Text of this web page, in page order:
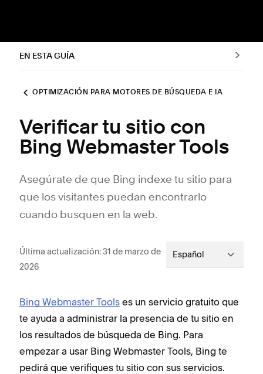
EN ESTA GUÍA
OPTIMIZACIÓN PARA MOTORES DE BÚSQUEDA E IA
Verificar tu sitio con
Bing Webmaster Tools
Asegúrate de que Bing indexe tu sitio para
que los visitantes puedan encontrarlo
cuando busquen en la web.
Última actualización: 31 de marzo de
2026
Español
Bing Webmaster Tools es un servicio gratuito que
te ayuda a administrar la presencia de tu sitio en
los resultados de búsqueda de Bing. Para
empezar a usar Bing Webmaster Tools, Bing te
pedirá que verifiques tu sitio con sus servicios.